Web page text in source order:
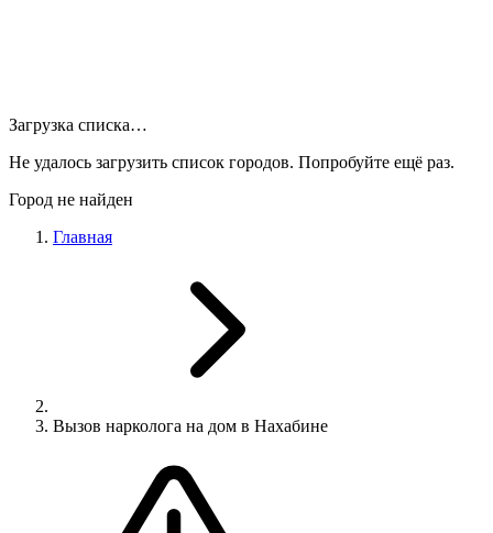
Загрузка списка…
Не удалось загрузить список городов. Попробуйте ещё раз.
Город не найден
Главная
Вызов нарколога на дом в Нахабине